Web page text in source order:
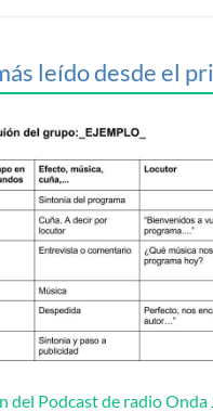
leído desde el
del Podcast de radio Onda